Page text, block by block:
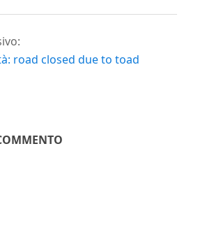
road closed due to toad